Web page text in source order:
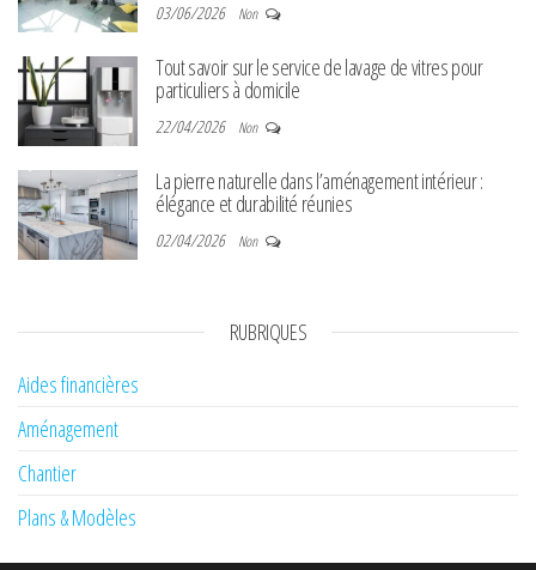
03/06/2026 Non
Tout savoir sur le service de lavage de vitres pour
particuliers à domicile
22/04/2026 Non
La pierre naturelle dans l’aménagement intérieur :
élégance et durabilité réunies
02/04/2026 Non
RUBRIQUES
Aides financières
Aménagement
Chantier
Plans & Modèles